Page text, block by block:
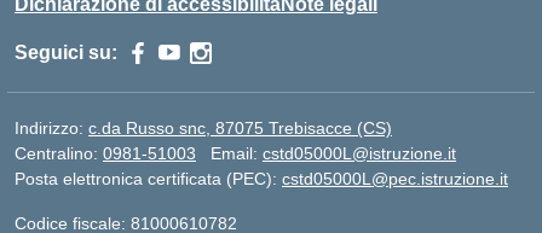
Seguici su:
Indirizzo: c.da Russo snc, 87075 Trebisacce (CS)
Centralino: 0981-51003 Email: cstd05000L@istruzione.it
Posta elettronica certificata (PEC): cstd05000L@pec.istruzione.it
Codice fiscale: 81000610782